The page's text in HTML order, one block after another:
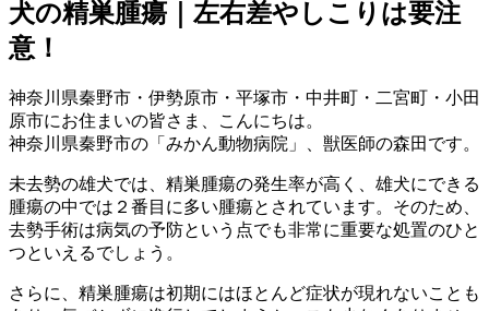
犬の精巣腫瘍｜左右差やしこりは要注
意！
神奈川県秦野市・伊勢原市・平塚市・中井町・二宮町・小田
原市にお住まいの皆さま、こんにちは。
神奈川県秦野市の「みかん動物病院」、獣医師の森田です。
未去勢の雄犬では、精巣腫瘍の発生率が高く、雄犬にできる
腫瘍の中では２番目に多い腫瘍とされています。そのため、
去勢手術は病気の予防という点でも非常に重要な処置のひと
つといえるでしょう。
さらに、精巣腫瘍は初期にはほとんど症状が現れないことも